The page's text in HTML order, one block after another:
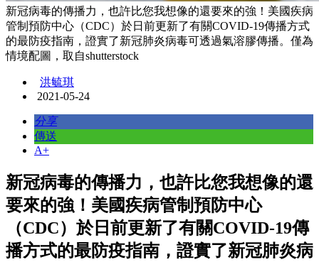
新冠病毒的傳播力，也許比您我想像的還要來的強！美國疾病
管制預防中心（CDC）於日前更新了有關COVID-19傳播方式
的最防疫指南，證實了新冠肺炎病毒可透過氣溶膠傳播。僅為
情境配圖，取自shutterstock
洪毓琪
2021-05-24
分享
傳送
A+
新冠病毒的傳播力，也許比您我想像的還
要來的強！美國疾病管制預防中心
（CDC）於日前更新了有關COVID-19傳
播方式的最防疫指南，證實了新冠肺炎病